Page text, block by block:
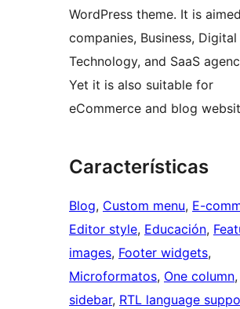
WordPress theme. It is
companies, Business, Digital
Technology, and SaaS
Yet it is also suitable for
eCommerce and blog
Características
Blog, Custom menu, E-
Editor style, Educación,
images, Footer widgets
Microformatos, One column,
sidebar, RTL language